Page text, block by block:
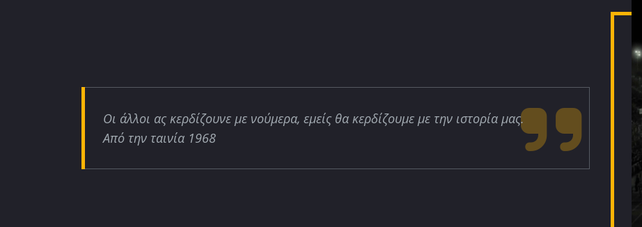
Οι άλλοι ας κερδίζουνε με νούμερα, εμείς θα κερδίζουμε με την ιστορία μας.
Από την ταινία 1968